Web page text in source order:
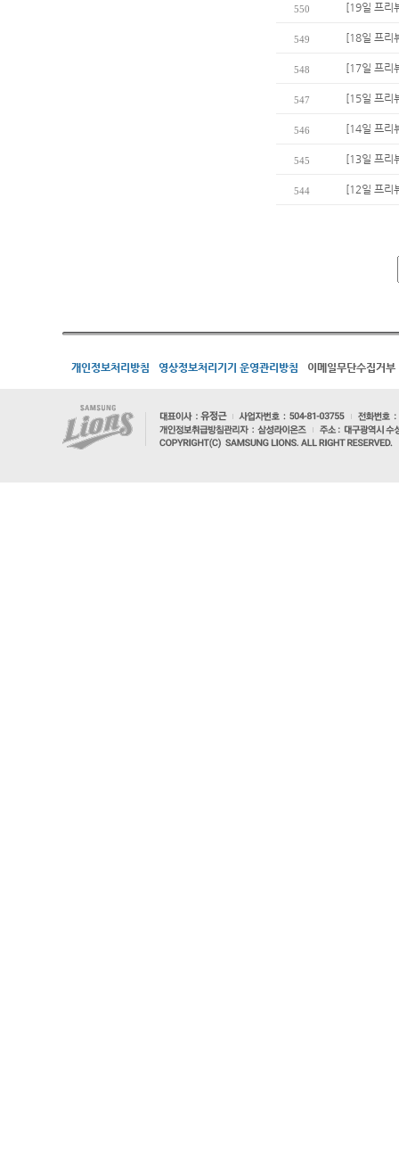
550 [19일 프리
549 [18일 프리
548 [17일 프리
547 [15일 프리
546 [14일 프리
545 [13일 프리
544 [12일 프리
개인정보처리방침 영상정보처리기기 운영관리방침 이메일무단수집거부